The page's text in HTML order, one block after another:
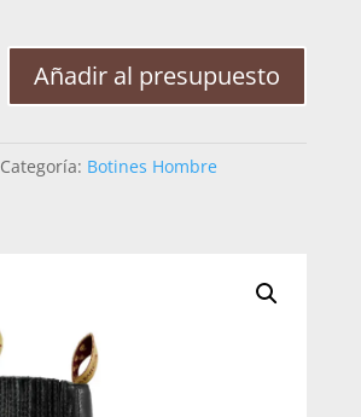
Añadir al presupuesto
Categoría: Botines Hombre